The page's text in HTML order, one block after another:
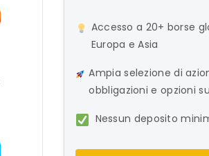
Accesso a 20+ borse
Europa e Asia
Ampia selezione di
obbligazioni e opzioni
Nessun deposito